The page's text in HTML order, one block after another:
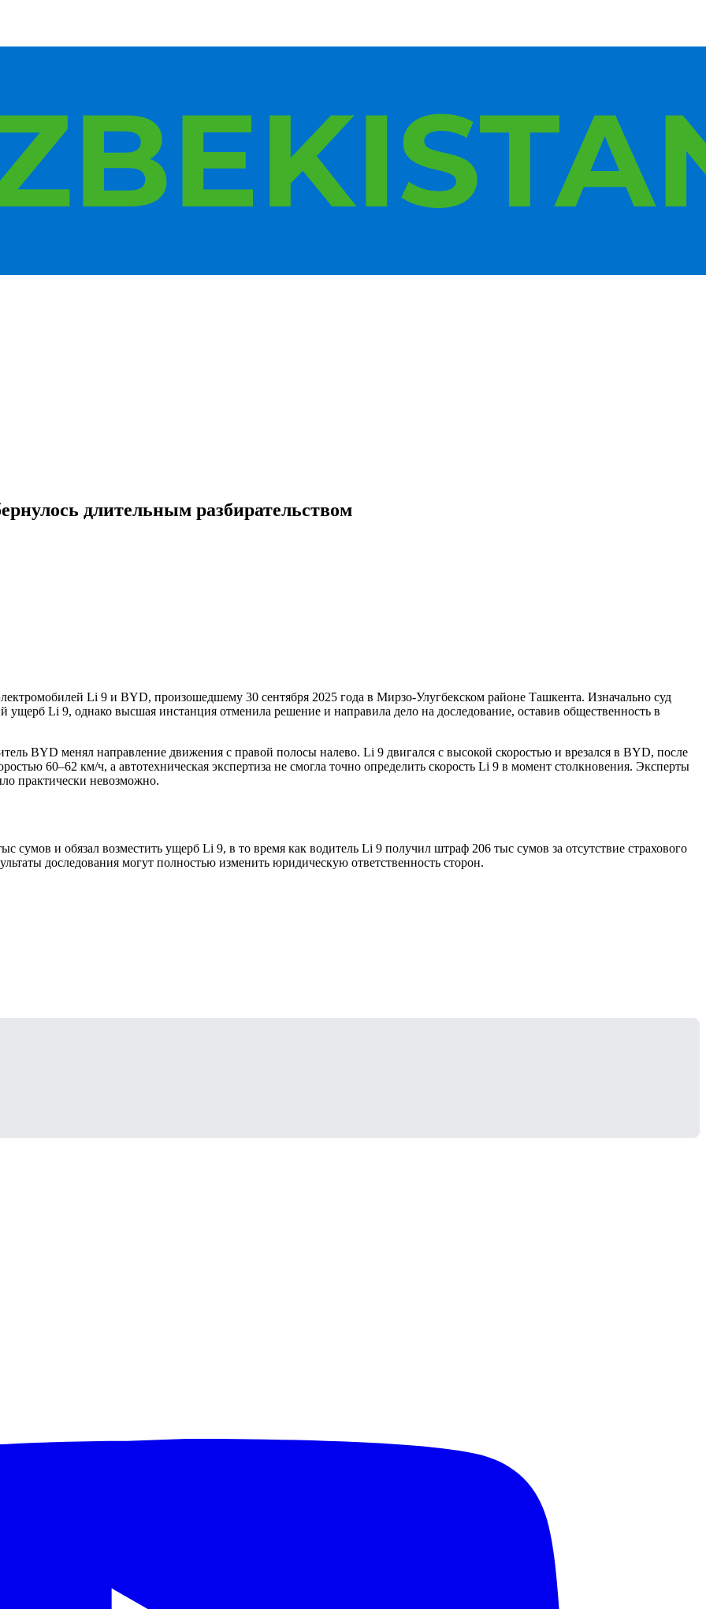
длительным разбирательством
Li 9 и BYD, произошедшему 30 сентября 2025 года в Мирзо-Улугбекском районе Ташкента. Изначально суд
ущерб Li 9, однако высшая инстанция отменила решение и направила дело на доследование, оставив общественность в
BYD менял направление движения с правой полосы налево. Li 9 двигался с высокой скоростью и врезался в BYD, после
60–62 км/ч, а автотехническая экспертиза не смогла точно определить скорость Li 9 в момент столкновения. Эксперты
практически невозможно.
и обязал возместить ущерб Li 9, в то время как водитель Li 9 получил штраф 206 тыс сумов за отсутствие страхового
доследования могут полностью изменить юридическую ответственность сторон.